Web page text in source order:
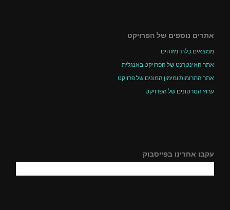
אתרים נוספים של הפרויקט
ממצאים בלתי מזוהים
אתר האינטרנט של הפרויקט באנגלית
אתר התרומות ומימון המונים של פרויקט
ערוץ הסרטונים של הפרויקט
עקבו אחרינו בפייסבוק